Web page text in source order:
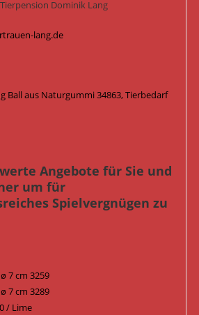
Dominik Lang
lang.de
Ball aus Naturgummi 34863, Tierbedarf
Angebote für Sie und
um für
Spielvergnügen zu
7 cm 3259
7 cm 3289
/ Lime